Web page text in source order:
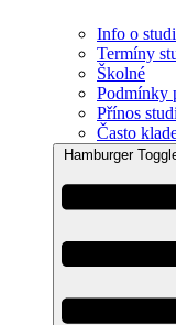
Info o
Termíny
Školné
Podmínky
Přínos
Často
Hamburger